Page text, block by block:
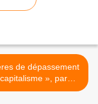
de dépassement
», par
Robert Kurz >